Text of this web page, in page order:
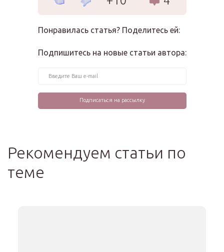
Понравилась статья? Поделитесь ей:
Подпишитесь на новые статьи автора:
Рекомендуем статьи по
теме